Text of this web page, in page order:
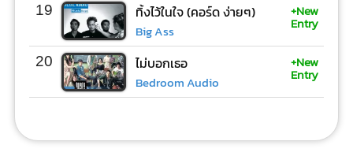
19 ทิ้งไว้ในใจ (คอร์ด ง่ายๆ)
Big Ass
+New
Entry
20 ไม่บอกเธอ
Bedroom Audio
+New
Entry